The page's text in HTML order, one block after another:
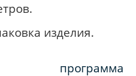
изделия.
программа